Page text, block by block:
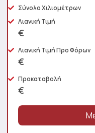
Σύνολο Χιλιομέτρων
Λιανική Τιμή
€
Λιανική Τιμή Προ Φόρων
€
Προκαταβολή
€